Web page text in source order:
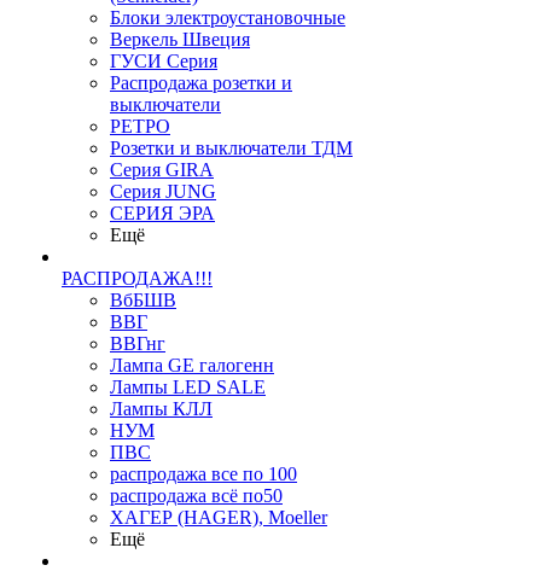
Блоки электроустановочные
Веркель Швеция
ГУСИ Серия
Распродажа розетки и
выключатели
РЕТРО
Розетки и выключатели ТДМ
Серия GIRA
Серия JUNG
СЕРИЯ ЭРА
Ещё
РАСПРОДАЖА!!!
ВбБШВ
ВВГ
ВВГнг
Лампа GE галогенн
Лампы LED SALE
Лампы КЛЛ
НУМ
ПВС
распродажа все по 100
распродажа всё по50
ХАГЕР (HAGER), Moeller
Ещё